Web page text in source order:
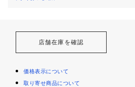
店舗在庫を確認
価格表示について
取り寄せ商品について